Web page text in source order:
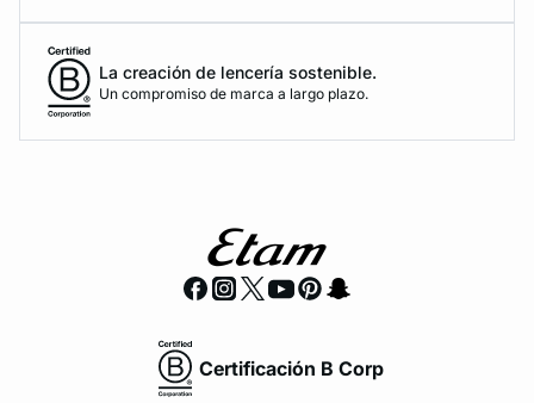
La creación de lencería sostenible.
Un compromiso de marca a largo plazo.
Certificación B Corp